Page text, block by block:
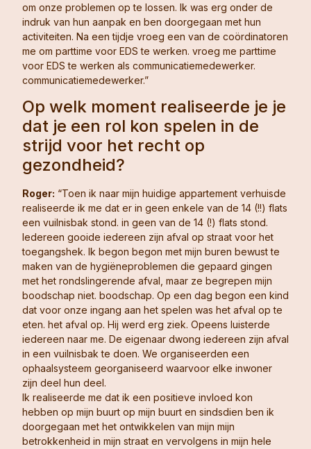
om onze problemen op te lossen. Ik was erg onder de
indruk van hun aanpak en ben doorgegaan met hun
activiteiten. Na een tijdje vroeg een van de coördinatoren
me om parttime voor EDS te werken. vroeg me parttime
voor EDS te werken als communicatiemedewerker.
communicatiemedewerker.”
Op welk moment realiseerde je je
dat je een rol kon spelen in de
strijd voor het recht op
gezondheid?
Roger: “Toen ik naar mijn huidige appartement verhuisde
realiseerde ik me dat er in geen enkele van de 14 (!!) flats
een vuilnisbak stond. in geen van de 14 (!) flats stond.
Iedereen gooide iedereen zijn afval op straat voor het
toegangshek. Ik begon begon met mijn buren bewust te
maken van de hygiëneproblemen die gepaard gingen
met het rondslingerende afval, maar ze begrepen mijn
boodschap niet. boodschap. Op een dag begon een kind
dat voor onze ingang aan het spelen was het afval op te
eten. het afval op. Hij werd erg ziek. Opeens luisterde
iedereen naar me. De eigenaar dwong iedereen zijn afval
in een vuilnisbak te doen. We organiseerden een
ophaalsysteem georganiseerd waarvoor elke inwoner
zijn deel hun deel.
Ik realiseerde me dat ik een positieve invloed kon
hebben op mijn buurt op mijn buurt en sindsdien ben ik
doorgegaan met het ontwikkelen van mijn mijn
betrokkenheid in mijn straat en vervolgens in mijn hele